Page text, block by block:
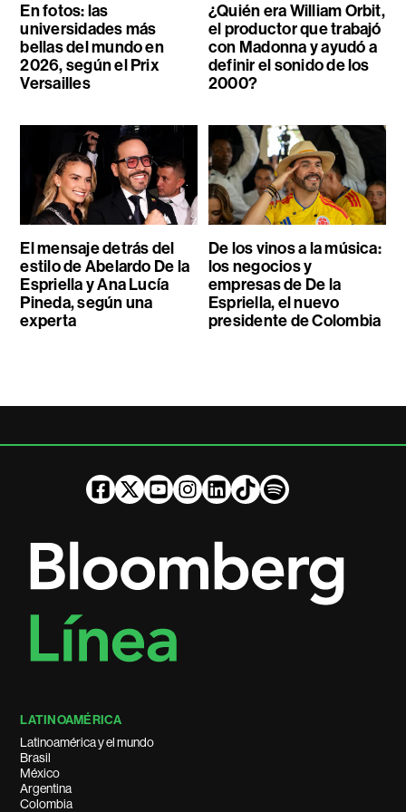
En fotos: las
universidades más
bellas del mundo en
2026, según el Prix
Versailles
¿Quién era William Orbit,
el productor que trabajó
con Madonna y ayudó a
definir el sonido de los
2000?
El mensaje detrás del
estilo de Abelardo De la
Espriella y Ana Lucía
Pineda, según una
experta
De los vinos a la música:
los negocios y
empresas de De la
Espriella, el nuevo
presidente de Colombia
LATINOAMÉRICA
Latinoamérica y el mundo
Brasil
México
Argentina
Colombia